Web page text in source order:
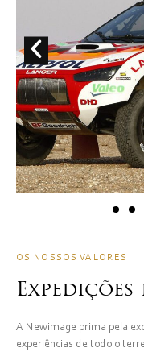
OS NOSSOS VALORES
Expedições
A Newimage prima pela
experiências de todo o